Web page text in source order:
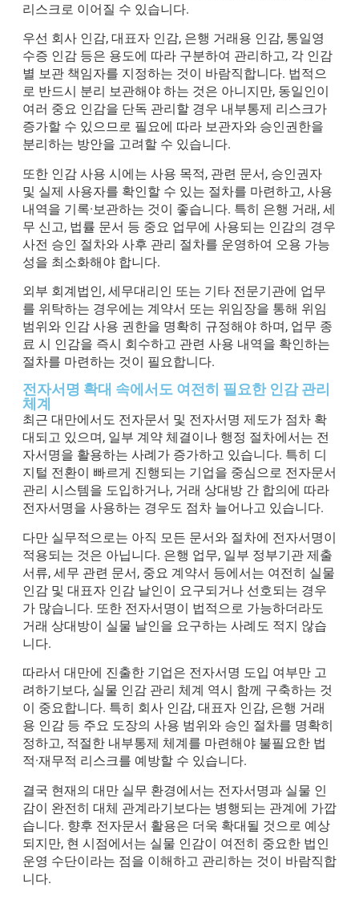
리스크로 이어질 수 있습니다.
우선 회사 인감, 대표자 인감, 은행 거래용 인감, 통일영
수증 인감 등은 용도에 따라 구분하여 관리하고, 각 인감
별 보관 책임자를 지정하는 것이 바람직합니다. 법적으
로 반드시 분리 보관해야 하는 것은 아니지만, 동일인이
여러 중요 인감을 단독 관리할 경우 내부통제 리스크가
증가할 수 있으므로 필요에 따라 보관자와 승인권한을
분리하는 방안을 고려할 수 있습니다.
또한 인감 사용 시에는 사용 목적, 관련 문서, 승인권자
및 실제 사용자를 확인할 수 있는 절차를 마련하고, 사용
내역을 기록·보관하는 것이 좋습니다. 특히 은행 거래, 세
무 신고, 법률 문서 등 중요 업무에 사용되는 인감의 경우
사전 승인 절차와 사후 관리 절차를 운영하여 오용 가능
성을 최소화해야 합니다.
외부 회계법인, 세무대리인 또는 기타 전문기관에 업무
를 위탁하는 경우에는 계약서 또는 위임장을 통해 위임
범위와 인감 사용 권한을 명확히 규정해야 하며, 업무 종
료 시 인감을 즉시 회수하고 관련 사용 내역을 확인하는
절차를 마련하는 것이 필요합니다.
전자서명 확대 속에서도 여전히 필요한 인감 관리
체계
최근 대만에서도 전자문서 및 전자서명 제도가 점차 확
대되고 있으며, 일부 계약 체결이나 행정 절차에서는 전
자서명을 활용하는 사례가 증가하고 있습니다. 특히 디
지털 전환이 빠르게 진행되는 기업을 중심으로 전자문서
관리 시스템을 도입하거나, 거래 상대방 간 합의에 따라
전자서명을 사용하는 경우도 점차 늘어나고 있습니다.
다만 실무적으로는 아직 모든 문서와 절차에 전자서명이
적용되는 것은 아닙니다. 은행 업무, 일부 정부기관 제출
서류, 세무 관련 문서, 중요 계약서 등에서는 여전히 실물
인감 및 대표자 인감 날인이 요구되거나 선호되는 경우
가 많습니다. 또한 전자서명이 법적으로 가능하더라도
거래 상대방이 실물 날인을 요구하는 사례도 적지 않습
니다.
따라서 대만에 진출한 기업은 전자서명 도입 여부만 고
려하기보다, 실물 인감 관리 체계 역시 함께 구축하는 것
이 중요합니다. 특히 회사 인감, 대표자 인감, 은행 거래
용 인감 등 주요 도장의 사용 범위와 승인 절차를 명확히
정하고, 적절한 내부통제 체계를 마련해야 불필요한 법
적·재무적 리스크를 예방할 수 있습니다.
결국 현재의 대만 실무 환경에서는 전자서명과 실물 인
감이 완전히 대체 관계라기보다는 병행되는 관계에 가깝
습니다. 향후 전자문서 활용은 더욱 확대될 것으로 예상
되지만, 현 시점에서는 실물 인감이 여전히 중요한 법인
운영 수단이라는 점을 이해하고 관리하는 것이 바람직합
니다.